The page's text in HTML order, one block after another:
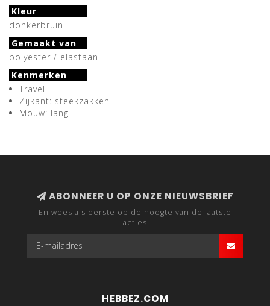
Kleur
donkerbruin
Gemaakt van
polyester / elastaan
Kenmerken
Travel
Zijkant: steekzakken
Mouw: lang
ABONNEER U OP ONZE NIEUWSBRIEF
En wees als eerste op de hoogte van de laatste
acties
HEBBEZ.COM